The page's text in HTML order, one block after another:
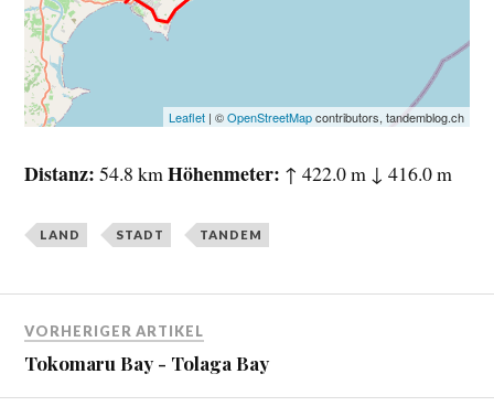
Leaflet| ©OpenStreetMapcontributors, tandemblog.ch
Distanz 54.8 kmHöhenmeter ↑ 422.0 m ↓ 416.0 m
LAND STADT TANDEM
VORHERIGER ARTIKEL
Tokomaru Bay - Tolaga Bay